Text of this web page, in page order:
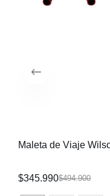
Maleta de Viaje
$494.900
$345.990